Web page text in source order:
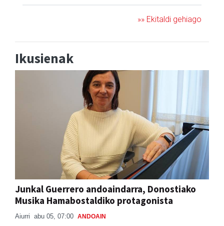
»» Ekitaldi gehiago
Ikusienak
Junkal Guerrero andoaindarra, Donostiako
Musika Hamabostaldiko protagonista
Aiurri abu 05, 07:00 ANDOAIN